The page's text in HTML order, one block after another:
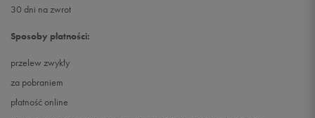
30 dni na zwrot
Sposoby płatności:
przelew zwykły
za pobraniem
płatność online